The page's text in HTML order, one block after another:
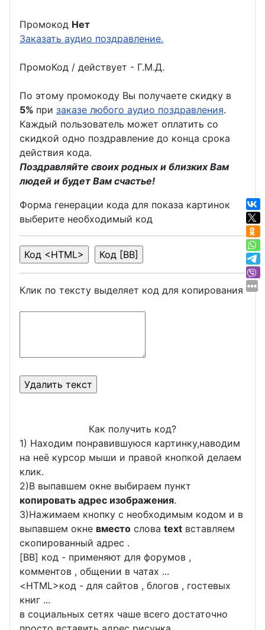
Промокод Нет
Заказать аудио поздравление.
ПромоКод / действует - Г.М.Д.
По этому промокоду Вы получаете скидку в
5% при заказе любого аудио поздравления.
Каждый пользователь может оплатить со
скидкой одно поздравление до конца срока
действия кода.
Поздравляйте своих родных и близких Вам
людей и будет Вам счастье!
Форма генерации кода для показа картинок
выберите необходимый код
Клик по тексту выделяет код для копирования
Как получить код?
1) Находим понравившуюся картинку,наводим
на неё курсор мыши и правой кнопкой делаем
клик.
2)В выпавшем окне выбираем пункт
копировать адрес изображения.
3)Нажимаем кнопку с необходимым кодом и в
выпавшем окне вместо слова text вставляем
скопированный адрес .
[BB] код - применяют для форумов ,
комментов , общении в чатах ...
<HTML>код - для сайтов , блогов , гостевых
книг ...
в социальных сетях чаше всего достаточно